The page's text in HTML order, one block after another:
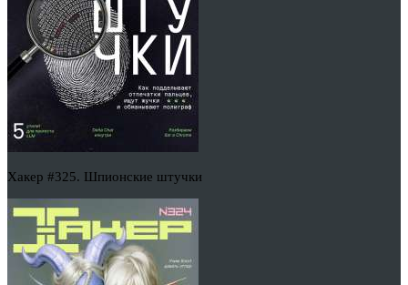
Хакер #325. Шпионские штучки